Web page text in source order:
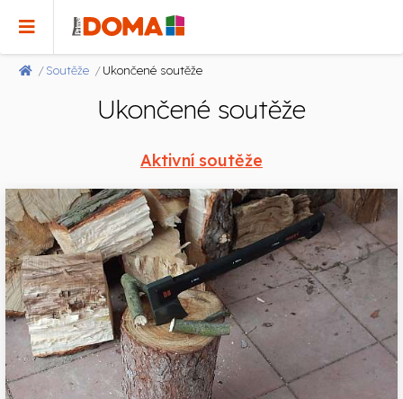
Soutěže Ukončené soutěže
Ukončené soutěže
Aktivní soutěže